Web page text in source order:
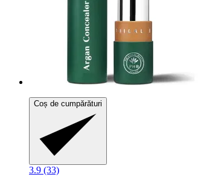
Coș de cumpărături
3.9 (33)